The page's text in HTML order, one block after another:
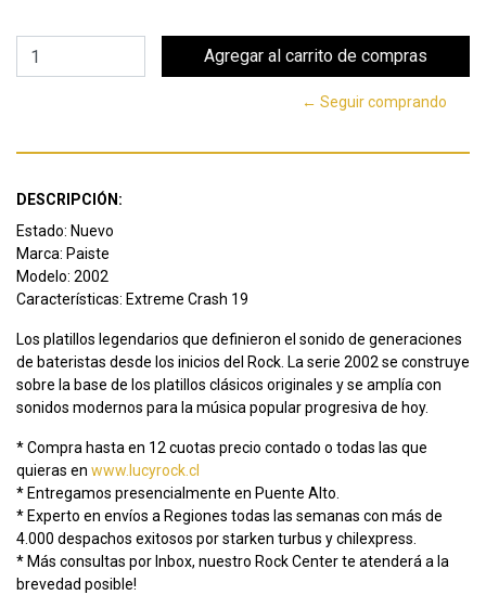
← Seguir comprando
DESCRIPCIÓN:
Estado: Nuevo
Marca: Paiste
Modelo: 2002
Características: Extreme Crash 19
Los platillos legendarios que definieron el sonido de generaciones
de bateristas desde los inicios del Rock. La serie 2002 se construye
sobre la base de los platillos clásicos originales y se amplía con
sonidos modernos para la música popular progresiva de hoy.
* Compra hasta en 12 cuotas precio contado o todas las que
quieras en www.lucyrock.cl
* Entregamos presencialmente en Puente Alto.
* Experto en envíos a Regiones todas las semanas con más de
4.000 despachos exitosos por starken turbus y chilexpress.
* Más consultas por Inbox, nuestro Rock Center te atenderá a la
brevedad posible!